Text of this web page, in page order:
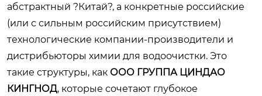
абстрактный ?Китай?, а конкретные российские
(или с сильным российским присутствием)
технологические компании-производители и
дистрибьюторы химии для водоочистки. Это
такие структуры, как ООО ГРУППА ЦИНДАО
КИНГНОД, которые сочетают глубокое